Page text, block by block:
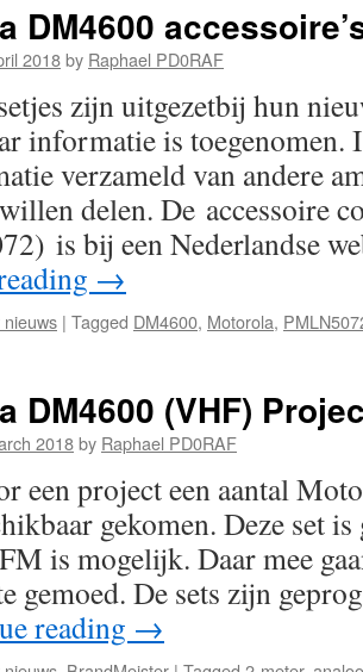
DM4600
2018by Raphael PD0RAF
zijn uitgezetbij hun
informatie is toegenomen.
verzameld van andere
delen. De accessoire
is bij een Nederlandse
→
| Tagged DM4600, Motorola,
DM4600 (VHF)
2018by Raphael PD0RAF
een project een aantal
gekomen. Deze set
is mogelijk. Daar mee
gemoed. De sets zijn
reading →